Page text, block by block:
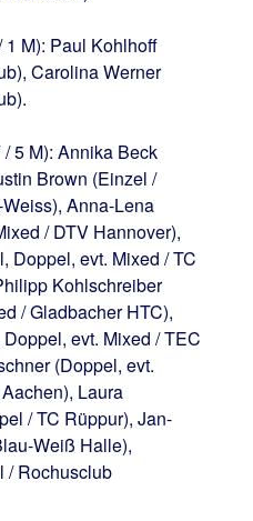
1 M): Paul Kohlhoff
Carolina Werner
5 M): Annika Beck
Brown (Einzel /
Anna-Lena
/ DTV Hannover),
Doppel, evt. Mixed / TC
Kohlschreiber
/ Gladbacher HTC),
evt. Mixed / TEC
(Doppel, evt.
Laura
/ TC Rüppur), Jan-
Weiß Halle),
/ Rochusclub